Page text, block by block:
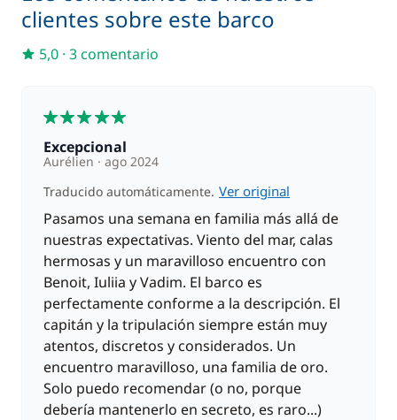
enclave mágico que es Piana, una reserva natural en
las Islas Lavezzi, accesible a pie durante la marea
baja. Relájate en esta isla rodeada de aguas
DÍA 8 : Bonifacio
Es el momento de decir adiós. Comprueba que llevas
contigo todas tus pertenencias. Desembarca
Nota:
El programa presentado anteriormente se
presente como orientativo y puede modificarse
según las condiciones climáticas.
El itinerario se puede discutir con el patrón
según tus preferencias. Sin embargo, el patrón
sigue siendo el único que toma las decisiones
del programa para garantizar la seguridad y el
buen funcionamiento del crucero.
clientes sobre este barco
5,0 · 3 comentario
Excepcional
Aurélien
ago 2024
Traducido automáticamente. Ver original
Pasamos una semana en familia más allá de
nuestras expectativas. Viento del mar, calas
hermosas y un maravilloso encuentro con
Benoit, Iuliia y Vadim. El barco es
perfectamente conforme a la descripción. El
capitán y la tripulación siempre están muy
atentos, discretos y considerados. Un
encuentro maravilloso, una familia de oro.
Solo puedo recomendar (o no, porque
debería mantenerlo en secreto, es raro...)